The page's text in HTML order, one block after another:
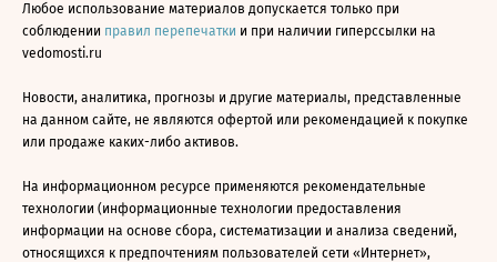
Любое использование материалов допускается только при
соблюдении правил перепечатки и при наличии гиперссылки на
vedomosti.ru
Новости, аналитика, прогнозы и другие материалы, представленные
на данном сайте, не являются офертой или рекомендацией к покупке
или продаже каких-либо активов.
На информационном ресурсе применяются рекомендательные
технологии (информационные технологии предоставления
информации на основе сбора, систематизации и анализа сведений,
относящихся к предпочтениям пользователей сети «Интернет»,